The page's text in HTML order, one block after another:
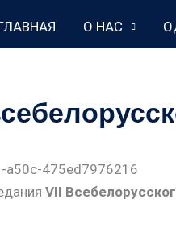
О НАС
VII